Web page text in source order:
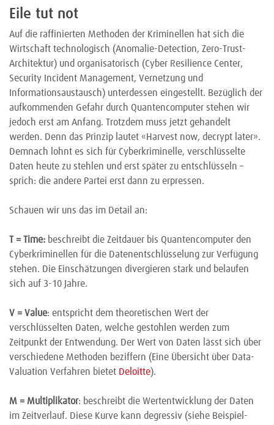
Eile tut not
Auf die raffinierten Methoden der Kriminellen hat sich die
Wirtschaft technologisch (Anomalie-Detection, Zero-Trust-
Architektur) und organisatorisch (Cyber Resilience Center,
Security Incident Management, Vernetzung und
Informationsaustausch) unterdessen eingestellt. Bezüglich der
aufkommenden Gefahr durch Quantencomputer stehen wir
jedoch erst am Anfang. Trotzdem muss jetzt gehandelt
werden. Denn das Prinzip lautet «Harvest now, decrypt later».
Demnach lohnt es sich für Cyberkriminelle, verschlüsselte
Daten heute zu stehlen und erst später zu entschlüsseln –
sprich: die andere Partei erst dann zu erpressen.
Schauen wir uns das im Detail an:
T = Time: beschreibt die Zeitdauer bis Quantencomputer den
Cyberkriminellen für die Datenentschlüsselung zur Verfügung
stehen. Die Einschätzungen divergieren stark und belaufen
sich auf 3-10 Jahre.
V = Value: entspricht dem theoretischen Wert der
verschlüsselten Daten, welche gestohlen werden zum
Zeitpunkt der Entwendung. Der Wert von Daten lässt sich über
verschiedene Methoden beziffern (Eine Übersicht über Data-
Valuation Verfahren bietet Deloitte).
M = Multiplikator: beschreibt die Wertentwicklung der Daten
im Zeitverlauf. Diese Kurve kann degressiv (siehe Beispiel-